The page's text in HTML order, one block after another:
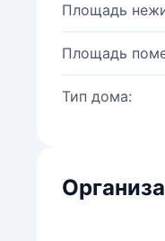
Площадь
Площадь
Тип дома: